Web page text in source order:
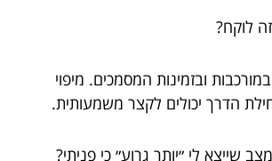
לוקח?
ובזמינות המסמכים. מיפוי
הדרך יכולים לקצר משמעותית.
שייצא לי ״יותר גרוע״ כי פניתי?